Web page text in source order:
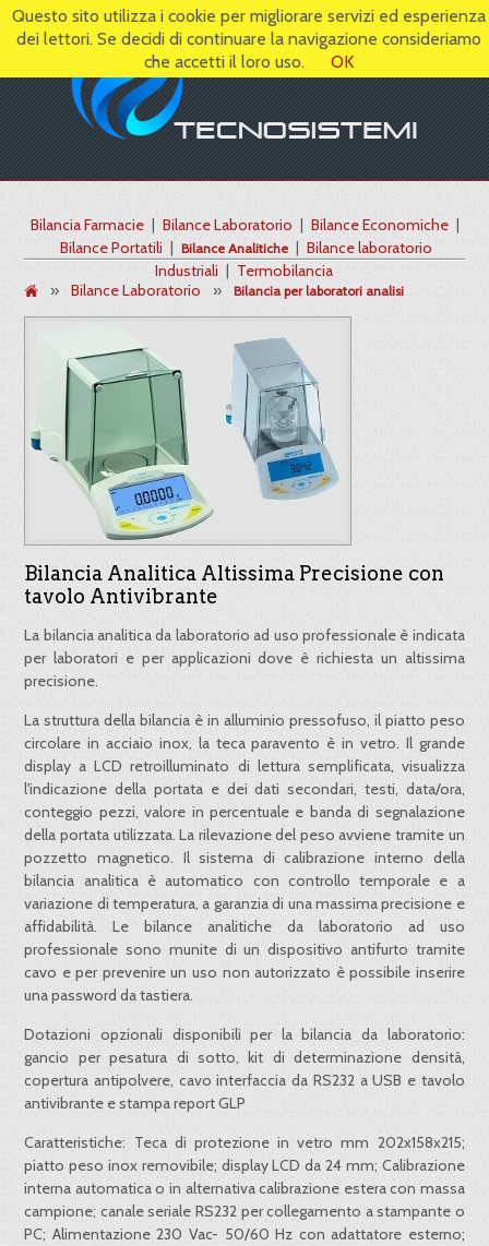
Bilancia Farmacie | Bilance Laboratorio | Bilance Economiche |
Bilance Portatili | Bilance Analitiche | Bilance laboratorio
Industriali | Termobilancia
»
Bilance Laboratorio » Bilancia per laboratori analisi
Bilancia Analitica Altissima Precisione con
tavolo Antivibrante
La bilancia analitica da laboratorio ad uso professionale è indicata
per laboratori e per applicazioni dove è richiesta un altissima
precisione.
La struttura della bilancia è in alluminio pressofuso, il piatto peso
circolare in acciaio inox, la teca paravento è in vetro. Il grande
display a LCD retroilluminato di lettura semplificata, visualizza
l'indicazione della portata e dei dati secondari, testi, data/ora,
conteggio pezzi, valore in percentuale e banda di segnalazione
della portata utilizzata. La rilevazione del peso avviene tramite un
pozzetto magnetico. Il sistema di calibrazione interno della
bilancia analitica è automatico con controllo temporale e a
variazione di temperatura, a garanzia di una massima precisione e
affidabilità. Le bilance analitiche da laboratorio ad uso
professionale sono munite di un dispositivo antifurto tramite
cavo e per prevenire un uso non autorizzato è possibile inserire
una password da tastiera.
Dotazioni opzionali disponibili per la bilancia da laboratorio:
gancio per pesatura di sotto, kit di determinazione densità,
copertura antipolvere, cavo interfaccia da RS232 a USB e tavolo
antivibrante e stampa report GLP
Caratteristiche: Teca di protezione in vetro mm 202x158x215;
piatto peso inox removibile; display LCD da 24 mm; Calibrazione
interna automatica o in alternativa calibrazione estera con massa
campione; canale seriale RS232 per collegamento a stampante o
PC; Alimentazione 230 Vac- 50/60 Hz con adattatore esterno;
Questo sito utilizza i cookie per migliorare servizi ed esperienza
dei lettori. Se decidi di continuare la navigazione consideriamo
che accetti il loro uso.
OK